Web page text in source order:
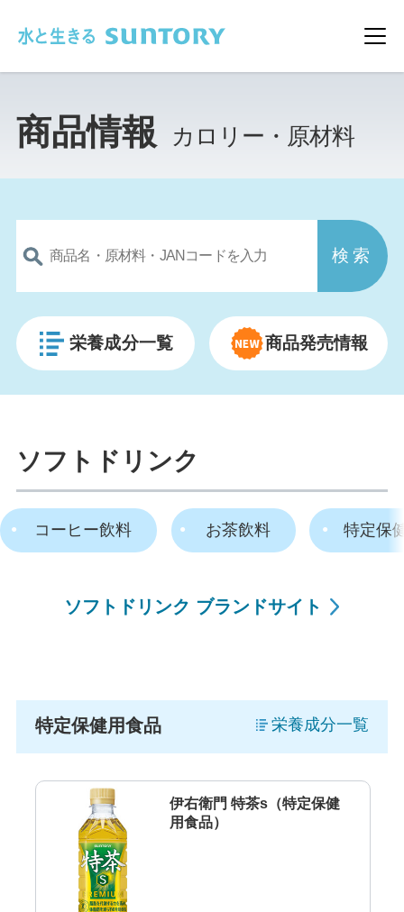
メ
商品情報 カロリー・原材料
栄養成分一覧 商品発売情報
ソフトドリンク
ソフトドリンク ブランドサイト
コーヒー飲料 お茶飲料 特定保
特定保健用食品 栄養成分一覧
伊右衛門 特茶s（特定保健
用食品）